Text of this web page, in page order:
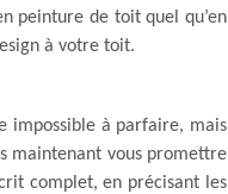
peinture de toit quel qu’en
à votre toit.
impossible à parfaire, mais
maintenant vous promettre
complet, en précisant les